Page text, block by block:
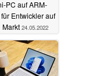
PC auf ARM-
Entwickler auf
Markt 24.05.2022